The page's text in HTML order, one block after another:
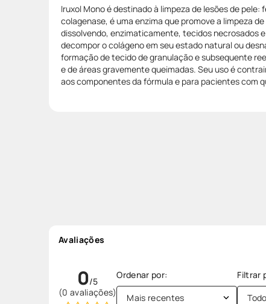
Iruxol Mono é destinado à limpeza de lesões de pele:
colagenase, é uma enzima que promove a limpeza
dissolvendo, enzimaticamente, tecidos necrosados
decompor o colágeno em seu estado natural ou
formação de tecido de granulação e subsequente
e de áreas gravemente queimadas. Seu uso é
aos componentes da fórmula e para pacientes com
Avaliações
0
(0 avaliações) Mais recentes